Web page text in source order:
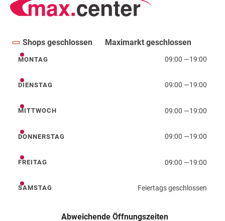
Shops geschlossen Maximarkt geschlossen
Montag
MONTAG 09:00 —19:00
Dienstag
DIENSTAG 09:00 —19:00
Mittwoch
MITTWOCH 09:00 —19:00
Donnerstag
DONNERSTAG 09:00 —19:00
Freitag
FREITAG 09:00 —19:00
Samstag
SAMSTAG Feiertags geschlossen
Abweichende Öffnungszeiten